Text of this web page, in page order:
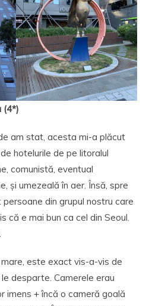
(4*)
am stat, acesta mi-a plăcut
hotelurile de pe litoralul
comunistă, eventual
și umezeală în aer. Însă, spre
din grupul nostru care
că e mai bun ca cel din Seoul.
este exact vis-a-vis de
desparte. Camerele erau
imens + încă o cameră goală